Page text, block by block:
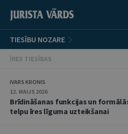
TIESĪBU NOZARE
ĪRES TIESĪBAS
IVARS KRONIS
12. MAIJS 2026
Brīdināšanas funkcijas un
telpu īres līguma uzteikšanai